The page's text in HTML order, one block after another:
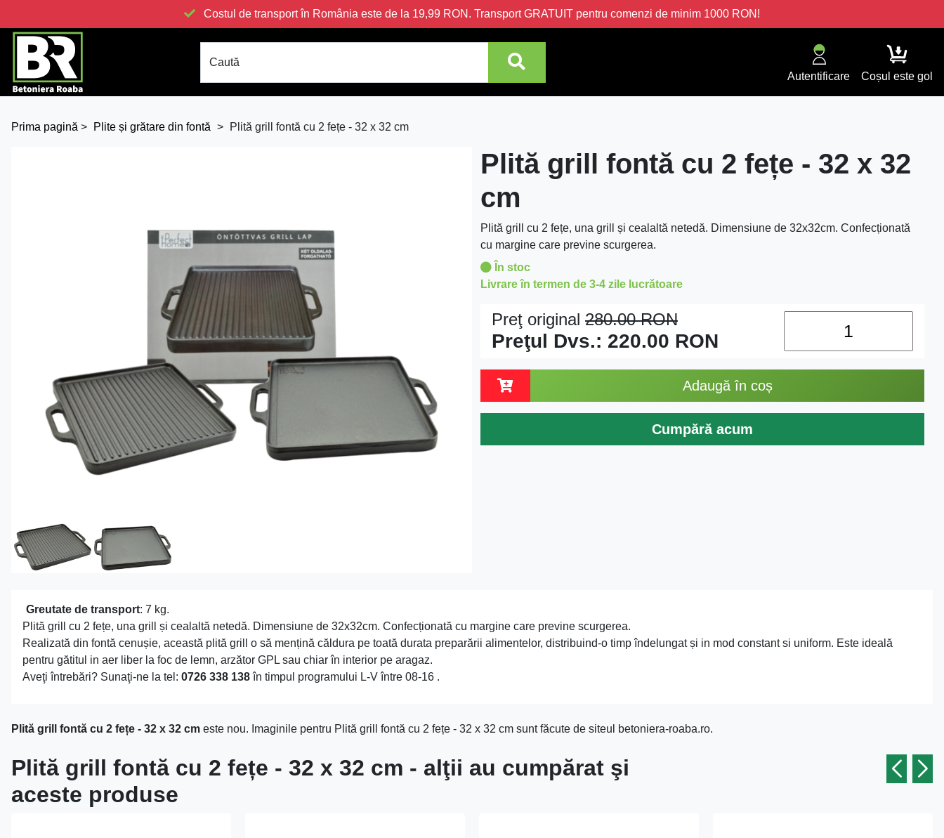
Costul de transport în România este de la 19,99 RON. Transport GRATUIT pentru comenzi de minim 1000 RON!
Caută
Autentificare
Coșul este gol
Prima pagină > Plite și grătare din fontă > Plită grill fontă cu 2 fețe - 32 x 32 cm
Plită grill fontă cu 2 fețe - 32 x 32
cm
Plită grill cu 2 fețe, una grill și cealaltă netedă. Dimensiune de 32x32cm. Confecționată
cu margine care previne scurgerea.
În stoc
Livrare în termen de 3-4 zile lucrătoare
Preţ original 280.00RON
Preţul Dvs.: 220.00 RON
Adaugă în coș
Cumpără acum
Greutate de transport: 7 kg.
Plită grill cu 2 fețe, una grill și cealaltă netedă. Dimensiune de 32x32cm. Confecționată cu margine care previne scurgerea.
Realizată din fontă cenușie, această plită grill o să mențină căldura pe toată durata preparării alimentelor, distribuind-o timp îndelungat și in mod constant si uniform. Este ideală
pentru gătitul in aer liber la foc de lemn, arzător GPL sau chiar în interior pe aragaz.
Aveţi întrebări? Sunaţi-ne la tel: 0726 338 138în timpul programului L-V între 08-16 .
Plită grill fontă cu 2 fețe - 32 x 32 cm este nou. Imaginile pentru Plită grill fontă cu 2 fețe - 32 x 32 cm sunt făcute de siteul betoniera-roaba.ro.
Plită grill fontă cu 2 fețe - 32 x 32 cm - alţii au cumpărat şi
aceste produse